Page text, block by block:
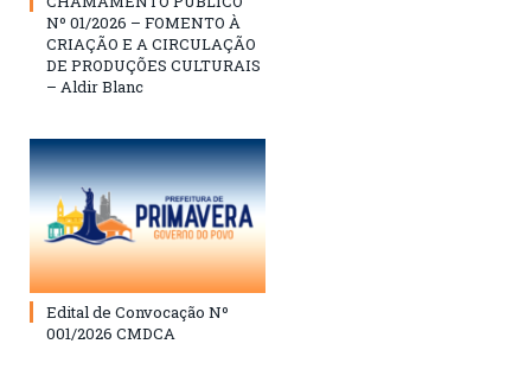
Nº 01/2026 – FOMENTO À
CRIAÇÃO E A CIRCULAÇÃO
DE PRODUÇÕES CULTURAIS
– Aldir Blanc
Edital de Convocação Nº
001/2026 CMDCA